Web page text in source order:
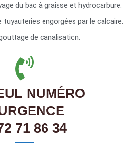
du bac à graisse et hydrocarbure.
tuyauteries engorgées par le calcaire.
de canalisation.
NUMÉRO
71 86 34